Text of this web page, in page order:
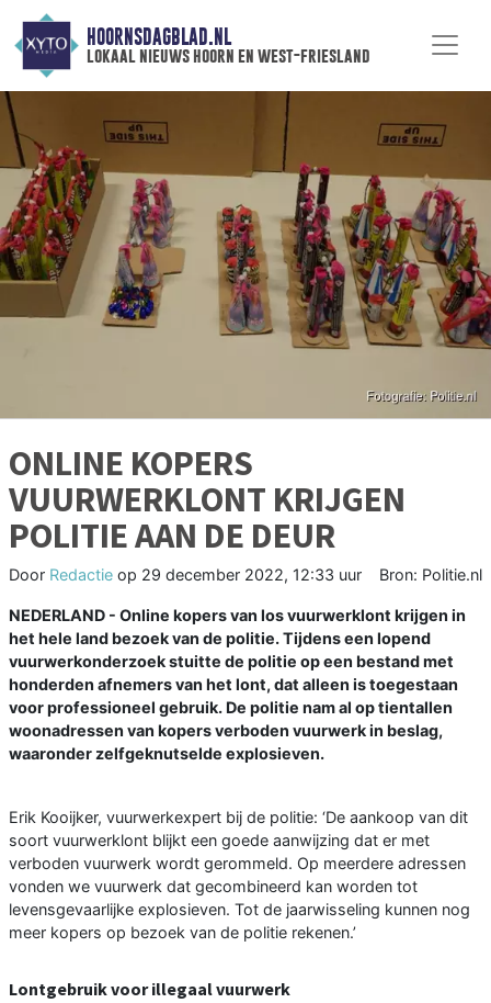
HOORNSDAGBLAD.NL
lokaal nieuws hoorn en west-friesland
ONLINE KOPERS
VUURWERKLONT KRIJGEN
POLITIE AAN DE DEUR
Door Redactie op 29 december 2022, 12:33 uur Bron: Politie.nl
NEDERLAND - Online kopers van los vuurwerklont krijgen in
het hele land bezoek van de politie. Tijdens een lopend
vuurwerkonderzoek stuitte de politie op een bestand met
honderden afnemers van het lont, dat alleen is toegestaan
voor professioneel gebruik. De politie nam al op tientallen
woonadressen van kopers verboden vuurwerk in beslag,
waaronder zelfgeknutselde explosieven.
Erik Kooijker, vuurwerkexpert bij de politie: ‘De aankoop van dit
soort vuurwerklont blijkt een goede aanwijzing dat er met
verboden vuurwerk wordt gerommeld. Op meerdere adressen
vonden we vuurwerk dat gecombineerd kan worden tot
levensgevaarlijke explosieven. Tot de jaarwisseling kunnen nog
meer kopers op bezoek van de politie rekenen.’
Lontgebruik voor illegaal vuurwerk